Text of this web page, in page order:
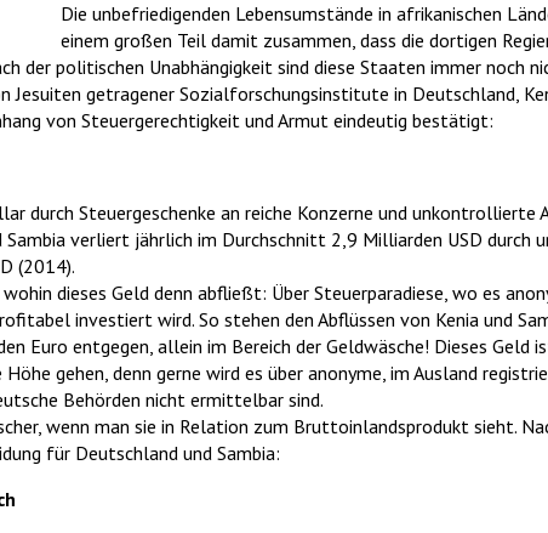
Die unbefriedigenden Lebensumstände in afrikanischen
einem großen Teil damit zusammen, dass die dortigen
der politischen Unabhängigkeit sind diese Staaten immer noch
Jesuiten getragener Sozialforschungsinstitute in Deutschland,
von Steuergerechtigkeit und Armut eindeutig bestätigt:
durch Steuergeschenke an reiche Konzerne und unkontrollierte
verliert jährlich im Durchschnitt 2,9 Milliarden USD durch
(2014).
dieses Geld denn abfließt: Über Steuerparadiese, wo es
investiert wird. So stehen den Abflüssen von Kenia und
Euro entgegen, allein im Bereich der Geldwäsche! Dieses Geld
gehen, denn gerne wird es über anonyme, im Ausland
Behörden nicht ermittelbar sind.
wenn man sie in Relation zum Bruttoinlandsprodukt sieht.
für Deutschland und Sambia: